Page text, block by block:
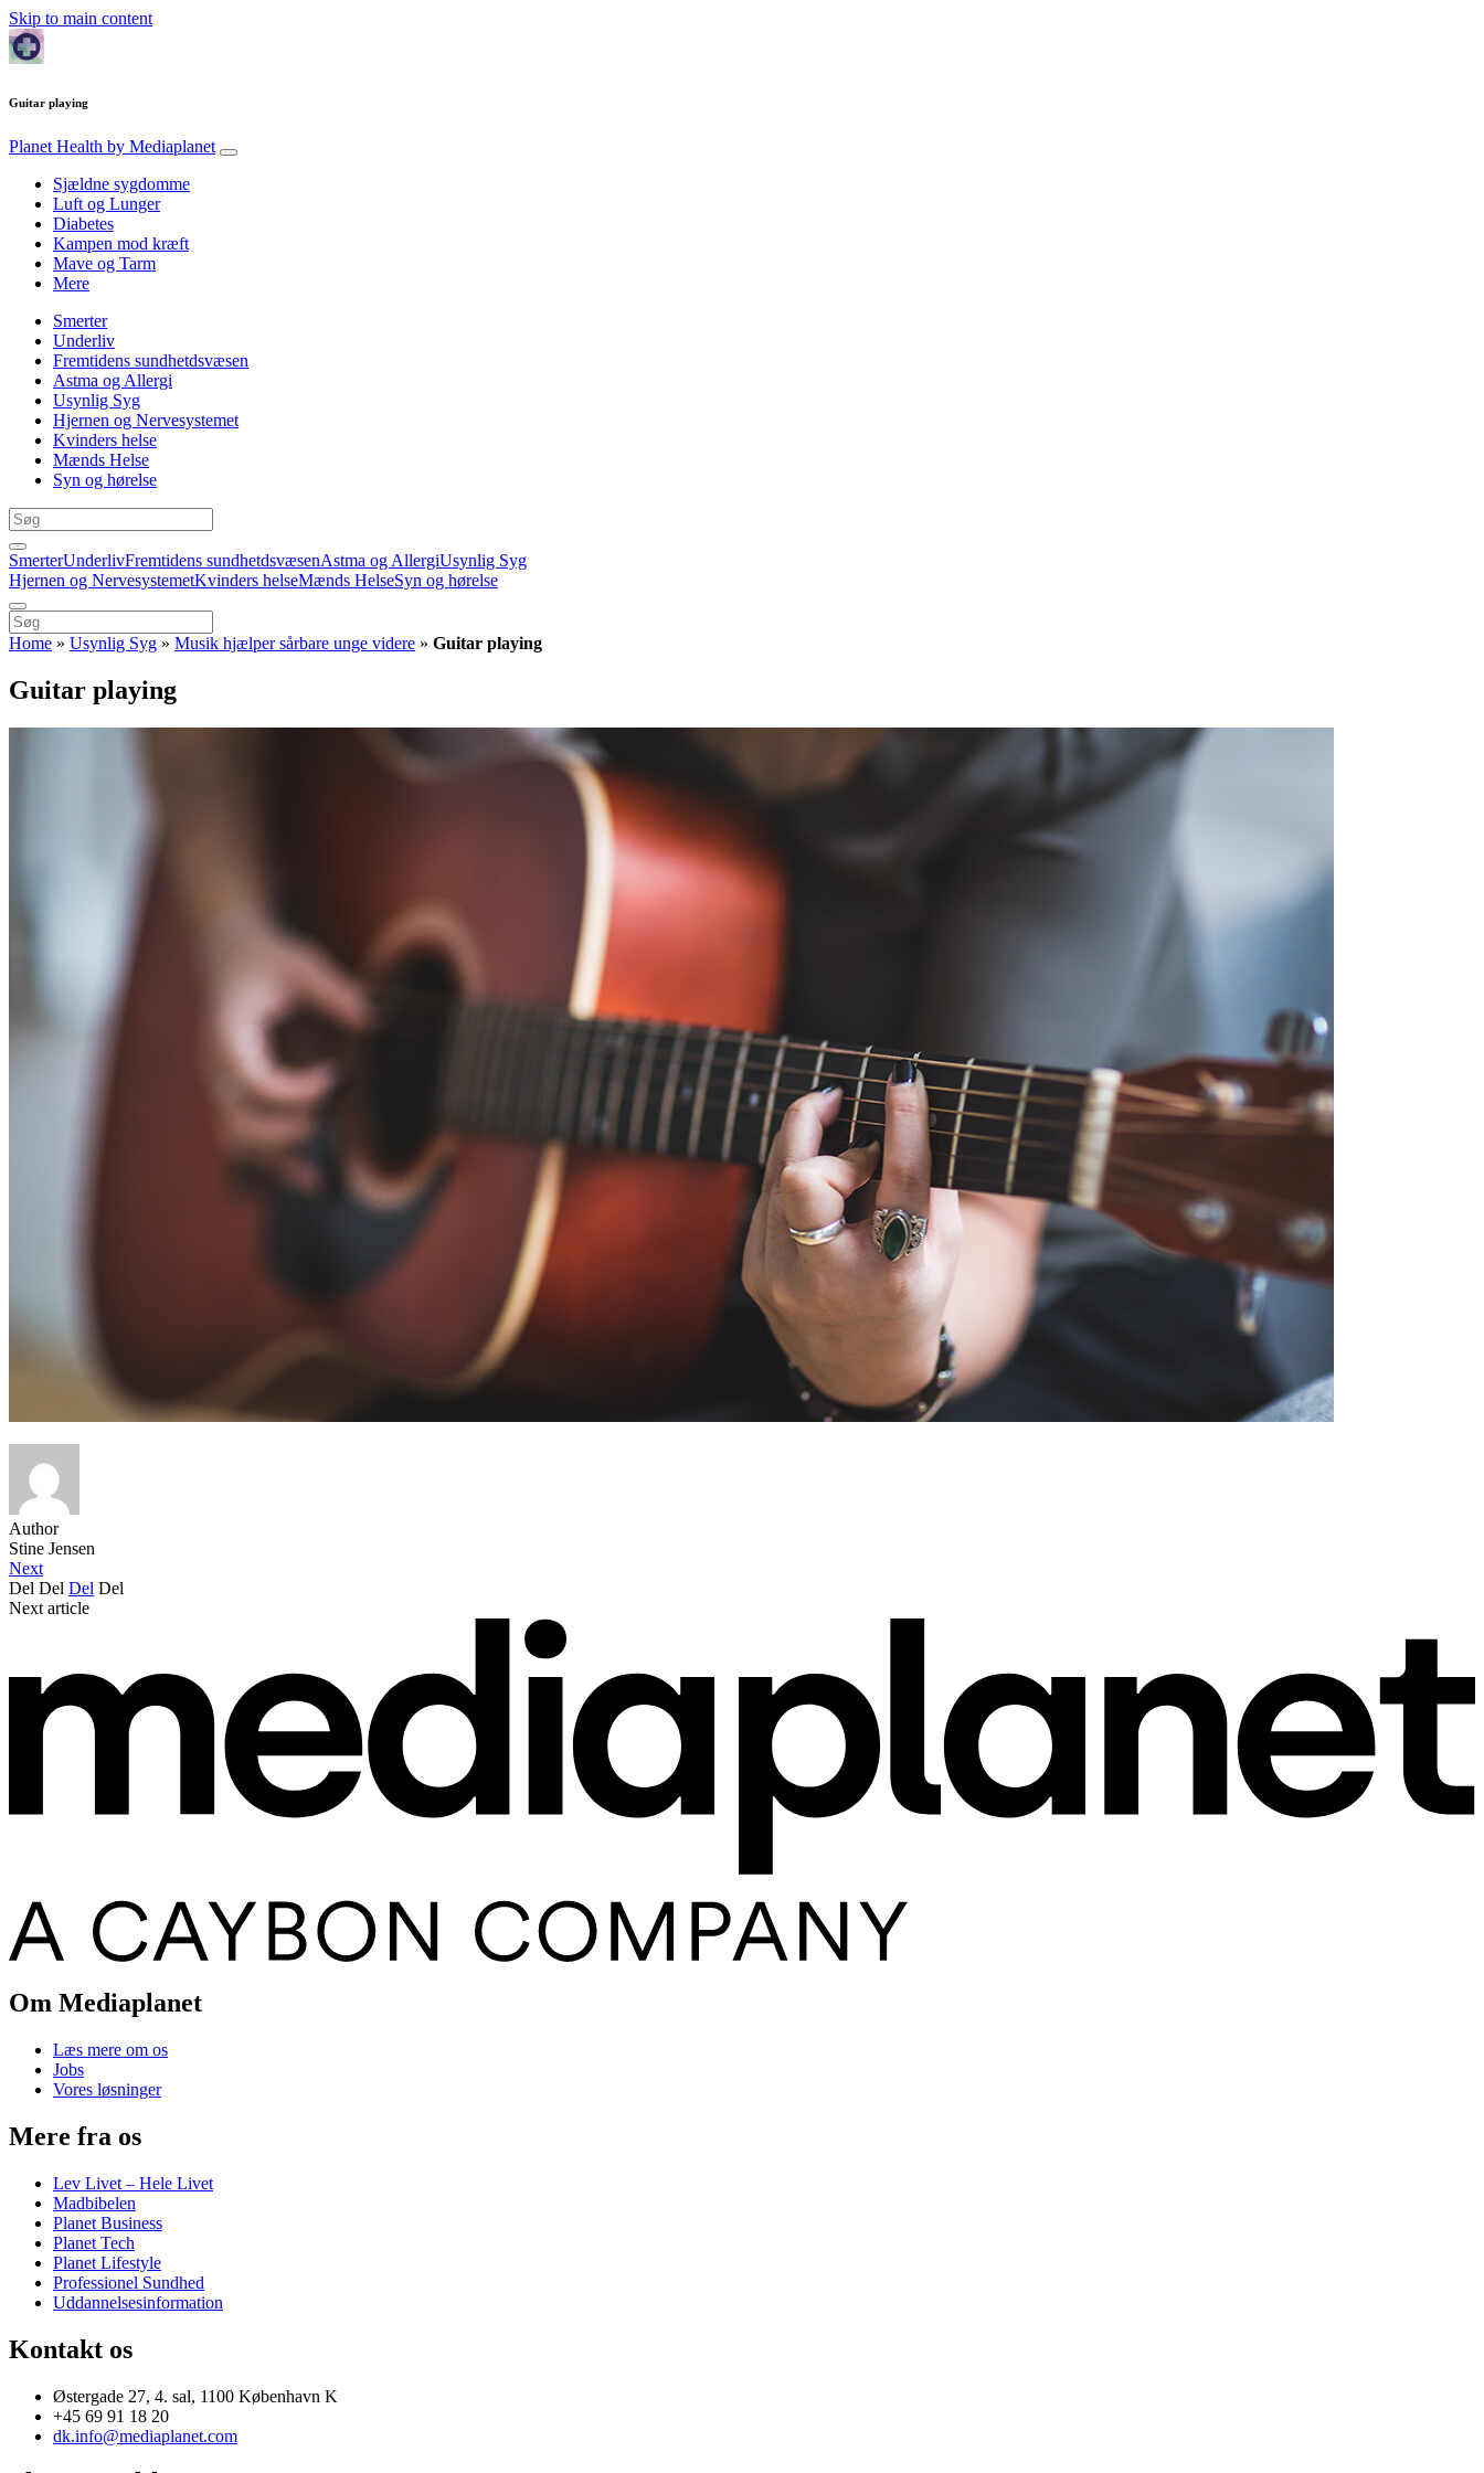
Skip to main content
Guitar playing
Planet Health by Mediaplanet
Sjældne sygdomme
Luft og Lunger
Diabetes
Kampen mod kræft
Mave og Tarm
Mere
Smerter
Underliv
Fremtidens sundhetdsvæsen
Astma og Allergi
Usynlig Syg
Hjernen og Nervesystemet
Kvinders helse
Mænds Helse
Syn og hørelse
SmerterUnderlivFremtidens sundhetdsvæsenAstma og AllergiUsynlig Syg
Hjernen og NervesystemetKvinders helseMænds HelseSyn og hørelse
Home » Usynlig Syg » Musik hjælper sårbare unge videre » Guitar playing
Guitar playing
Author
Stine Jensen
Next
Del Del Del Del
Next article
Om Mediaplanet
Læs mere om os
Jobs
Vores løsninger
Mere fra os
Lev Livet – Hele Livet
Madbibelen
Planet Business
Planet Tech
Planet Lifestyle
Professionel Sundhed
Uddannelsesinformation
Kontakt os
Østergade 27, 4. sal, 1100 København K
+45 69 91 18 20
dk.info@mediaplanet.com